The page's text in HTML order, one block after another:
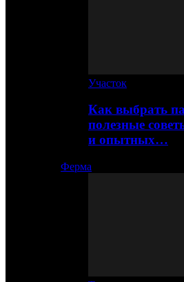
Участок
Как выбрать
полезные
и опытных…
Ферма